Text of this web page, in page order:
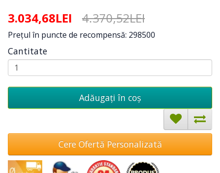
3.034,68LEI 4.370,52LEI
Preţul în puncte de recompensă: 298500
Cantitate
Adăugați în coş
Cere Ofertă Personalizată